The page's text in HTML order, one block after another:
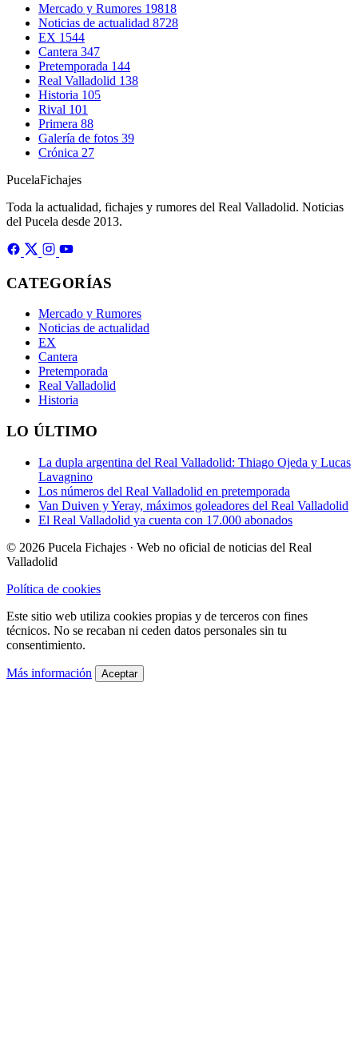
Mercado y Rumores 19818
Noticias de actualidad 8728
EX 1544
Cantera 347
Pretemporada 144
Real Valladolid 138
Historia 105
Rival 101
Primera 88
Galería de fotos 39
Crónica 27
PucelaFichajes
Toda la actualidad, fichajes y rumores del Real Valladolid. Noticias
del Pucela desde 2013.
CATEGORÍAS
Mercado y Rumores
Noticias de actualidad
EX
Cantera
Pretemporada
Real Valladolid
Historia
LO ÚLTIMO
La dupla argentina del Real Valladolid: Thiago Ojeda y Lucas
Lavagnino
Los números del Real Valladolid en pretemporada
Van Duiven y Yeray, máximos goleadores del Real Valladolid
El Real Valladolid ya cuenta con 17.000 abonados
© 2026 Pucela Fichajes · Web no oficial de noticias del Real
Valladolid
Política de cookies
Este sitio web utiliza cookies propias y de terceros con fines
técnicos. No se recaban ni ceden datos personales sin tu
consentimiento.
Más información Aceptar